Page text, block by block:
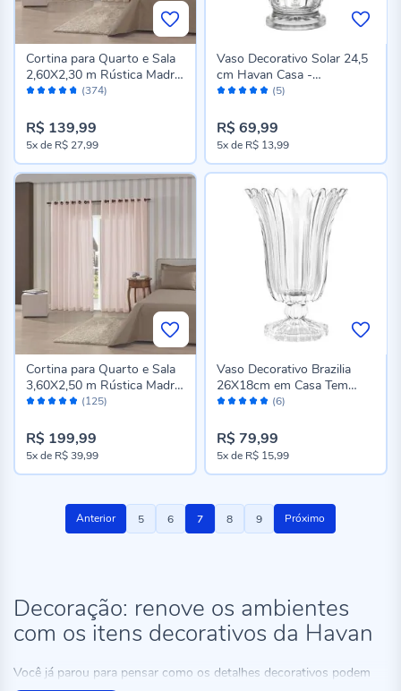
Avaliação: (374)
Cortina para Quarto e Sala
2,60X2,30 m Rústica Madri
Havan Casa - Areia
R$ 139,99
5xde R$ 27,99
Avaliação: (5)
Vaso Decorativo Solar 24,5
cm Havan Casa -
Transparente
R$ 69,99
5xde R$ 13,99
Avaliação: (125)
Cortina para Quarto e Sala
3,60X2,50 m Rústica Madri
Havan Casa - AREIA
R$ 199,99
5xde R$ 39,99
Avaliação: (6)
Vaso Decorativo Brazilia
26X18cm em Casa Tem
Glass - Inga
R$ 79,99
5xde R$ 15,99
Página
Anterior Página
5 Página
6
Você
pagina
7 Página
8 Página
9 Próximo
Decoração: renove os ambientes
com os itens decorativos da Havan
Você já parou para pensar como os detalhes decorativos podem